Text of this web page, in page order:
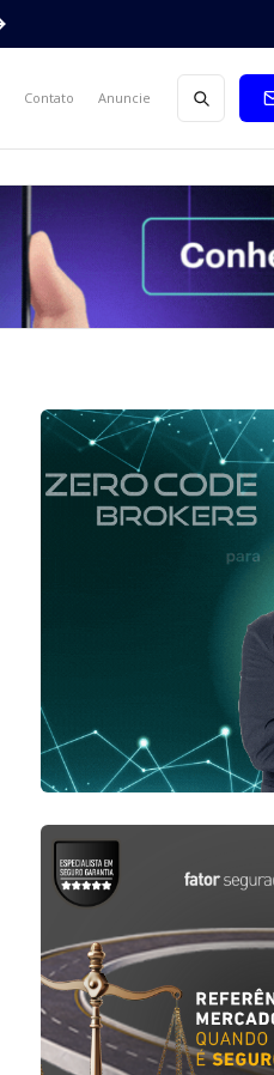
Contato Anuncie